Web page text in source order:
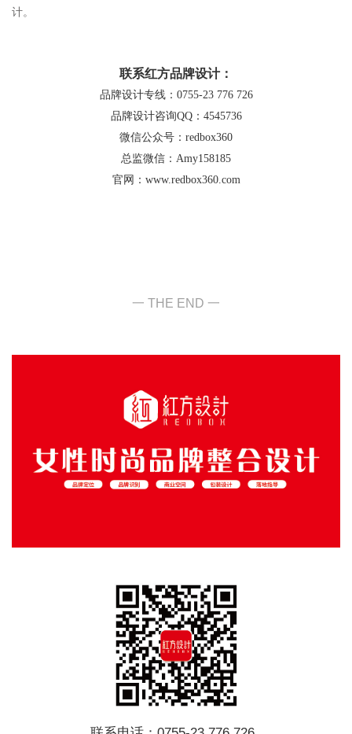
计。
联系红方品牌设计：
品牌设计专线：0755-23 776 726
品牌设计咨询QQ：4545736
微信公众号：redbox360
总监微信：Amy158185
官网：www.redbox360.com
一 THE END 一